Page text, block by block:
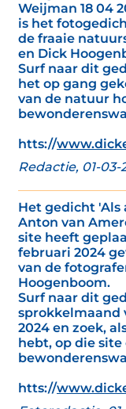
Weijman 18 04
is het
de fraaie
en Dick
Surf naar dit
het op gang
van de natuur
htts://
Redactie, 01-03-
Het gedicht 'Als
Anton van
site heeft
februari 2024
van de
Hoogenboom.
Surf naar dit
sprokkelmaand
2024 en zoek,
hebt, op die
htts://